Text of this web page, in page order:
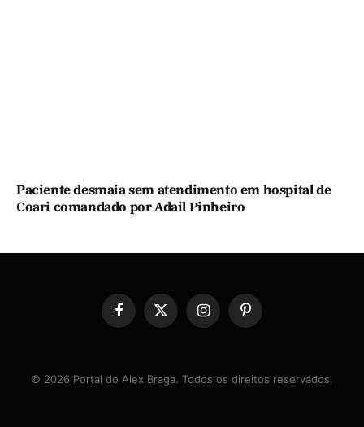
Paciente desmaia sem atendimento em hospital de
Coari comandado por Adail Pinheiro
Facebook
X
(Twitter)
InstagramPinterest
© 2026 Portal do Alex Braga. Todos os direitos reservados.